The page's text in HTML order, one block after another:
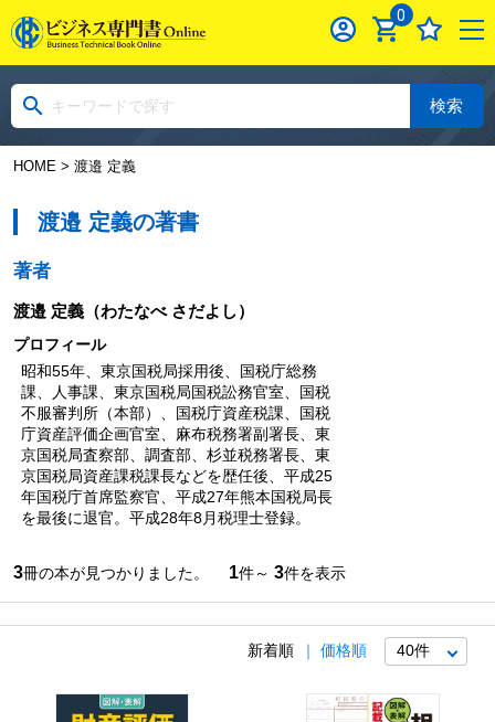
0
検索
HOME> 渡邉 定義
渡邉 定義の著書
著者
渡邉 定義（わたなべ さだよし）
プロフィール
昭和55年、東京国税局採用後、国税庁総務
課、人事課、東京国税局国税訟務官室、国税
不服審判所（本部）、国税庁資産税課、国税
庁資産評価企画官室、麻布税務署副署長、東
京国税局査察部、調査部、杉並税務署長、東
京国税局資産課税課長などを歴任後、平成25
年国税庁首席監察官、平成27年熊本国税局長
を最後に退官。平成28年8月税理士登録。
3冊の本が見つかりました。 1件～ 3件を表示
新着順 価格順